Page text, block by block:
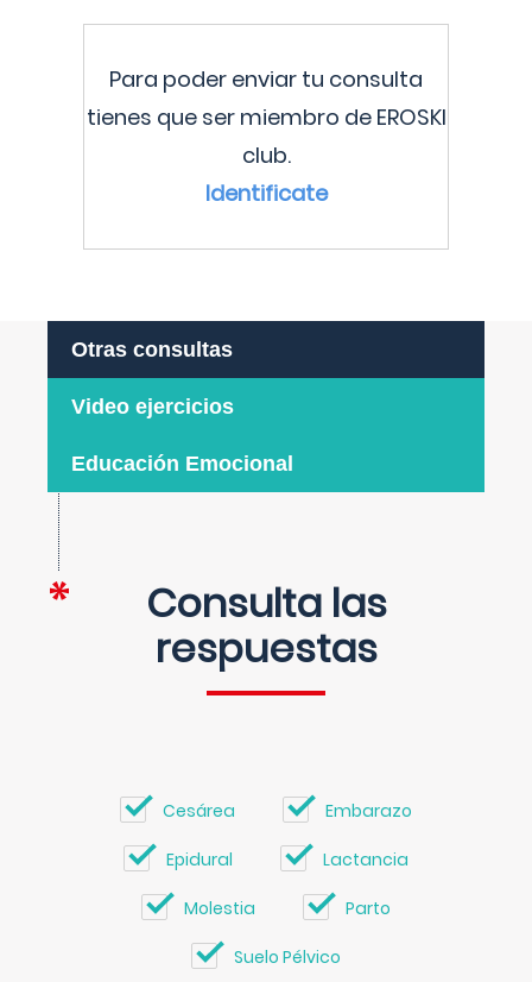
Para poder enviar tu consulta
tienes que ser miembro de EROSKI
club.
Identificate
Otras consultas
Video ejercicios
Educación Emocional
Consulta las
respuestas
Cesárea Embarazo
Epidural Lactancia
Molestia Parto
Suelo Pélvico